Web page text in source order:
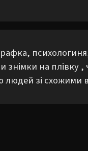
знімки на плівку
людей зі схожими